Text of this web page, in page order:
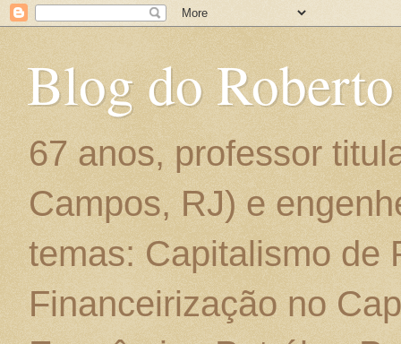
Blog do
67 anos, professor
Campos, RJ) e
temas: Capitalismo de
Financeirização no